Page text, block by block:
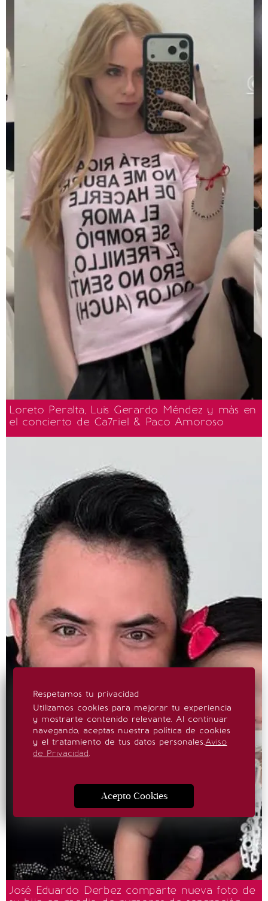
Loreto Peralta, Luis Gerardo Méndez y más en
el concierto de Ca7riel & Paco Amoroso
José Eduardo Derbez comparte nueva foto de
Respetamos tu privacidad
Utilizamos cookies para mejorar tu experiencia
y mostrarte contenido relevante. Al continuar
navegando, aceptas nuestra política de cookies
y el tratamiento de tus datos personales.Aviso
de Privacidad.
Acepto Cookies